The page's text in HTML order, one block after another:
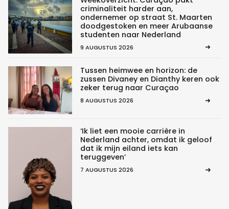
criminaliteit harder aan,
ondernemer op straat St. Maarten
doodgestoken en meer Arubaanse
studenten naar Nederland
9 AUGUSTUS 2026
Tussen heimwee en horizon: de
zussen Divaney en Dianthy keren ook
zeker terug naar Curaçao
8 AUGUSTUS 2026
‘Ik liet een mooie carrière in
Nederland achter, omdat ik geloof
dat ik mijn eiland iets kan
teruggeven’
7 AUGUSTUS 2026